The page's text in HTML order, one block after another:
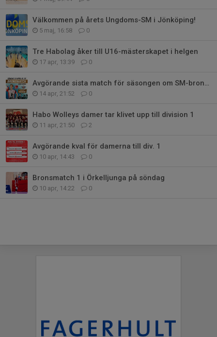
Välkommen på årets Ungdoms-SM i Jönköping!
5 maj, 16:58 0
Tre Habolag åker till U16-mästerskapet i helgen
17 apr, 13:39 0
Avgörande sista match för säsongen om SM-brons i Habo Arena söndag 19 april
14 apr, 21:52 0
Habo Wolleys damer tar klivet upp till division 1
11 apr, 21:50 2
Avgörande kval för damerna till div. 1
10 apr, 14:43 0
Bronsmatch 1 i Örkelljunga på söndag
10 apr, 14:22 0